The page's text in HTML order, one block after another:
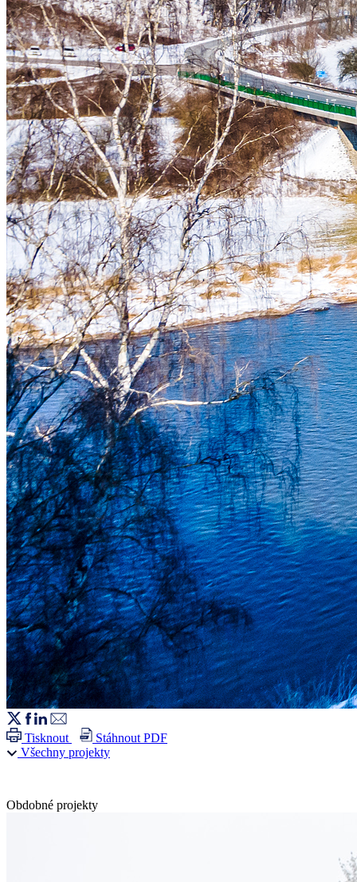
Tisknout
Stáhnout PDF
Všechny projekty
Obdobné projekty